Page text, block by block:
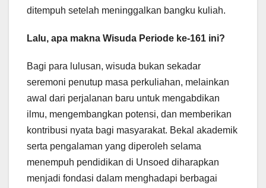
ditempuh setelah meninggalkan bangku kuliah.
Lalu, apa makna Wisuda Periode ke-161 ini?
Bagi para lulusan, wisuda bukan sekadar
seremoni penutup masa perkuliahan, melainkan
awal dari perjalanan baru untuk mengabdikan
ilmu, mengembangkan potensi, dan memberikan
kontribusi nyata bagi masyarakat. Bekal akademik
serta pengalaman yang diperoleh selama
menempuh pendidikan di Unsoed diharapkan
menjadi fondasi dalam menghadapi berbagai